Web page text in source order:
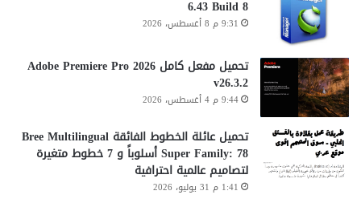
6.43 Build 8
9:31 م 8 أغسطس، 2026
تحميل مفعل كامل Adobe Premiere Pro 2026
v26.3.2
9:44 م 4 أغسطس، 2026
تحميل عائلة الخطوط الفائقة Bree Multilingual
Super Family: 78 أسلوباً و 7 خطوط متغيرة
لتصاميم عالمية احترافية
1:41 م 31 يوليو، 2026